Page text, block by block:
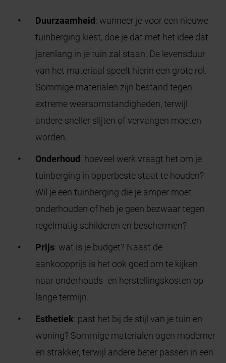
Duurzaamheid: wanneer je voor een nieuwe
tuinberging kiest, doe je dat met het idee dat
jarenlang in je tuin zal staan. De levensduur
van het materiaal speelt hierin een grote rol.
Sommige materialen zijn bestand tegen
extreme weersomstandigheden, terwijl
andere sneller slijten of vervangen moeten
worden.
Onderhoud: hoeveel werk vraagt het om je
tuinberging in opperbeste staat te houden?
Wil je een tuinberging die je amper moet
onderhouden of heb je geen bezwaar tegen
regelmatig schilderen en beschermen?
Prijs: wat is je budget? Naast de
aankoopprijs is het ook goed om te kijken
naar onderhouds- en herstellingskosten op
lange termijn.
Esthetiek: past het bij de stijl van je tuin en
woning? Sommige materialen ogen moderner
en strakker, terwijl andere beter passen in een